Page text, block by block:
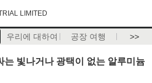
LIMITED
우리에 대하여 공장 여행 >>
는 빛나거나 광택이 없는 알루미늄